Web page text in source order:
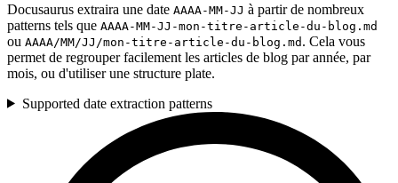
Docusaurus extraira une date AAAA-MM-JJ à partir de nombreux
patterns tels que AAAA-MM-JJ-mon-titre-article-du-blog.md
ou AAAA/MM/JJ/mon-titre-article-du-blog.md . Cela vous
permet de regrouper facilement les articles de blog par année, par
mois, ou d'utiliser une structure plate.
Supported date extraction patterns